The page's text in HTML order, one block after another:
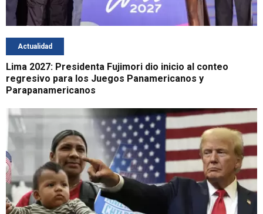
Actualidad
Lima 2027: Presidenta Fujimori dio inicio al conteo
regresivo para los Juegos Panamericanos y
Parapanamericanos